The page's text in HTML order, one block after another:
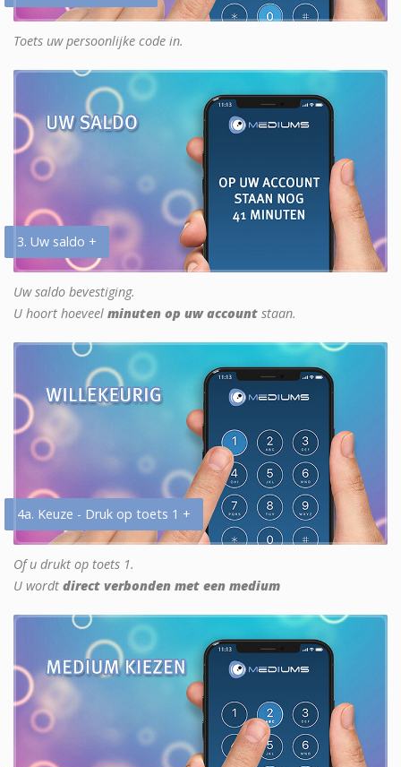
Toets uw persoonlijke code in.
3. Uw saldo +
Uw saldo bevestiging.
U hoort hoeveel minuten op uw account staan.
4a. Keuze - Druk op toets 1 +
Of u drukt op toets 1.
U wordt direct verbonden met een medium